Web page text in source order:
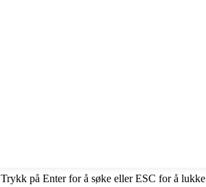
Trykk på Enter for å søke eller ESC for å lukke